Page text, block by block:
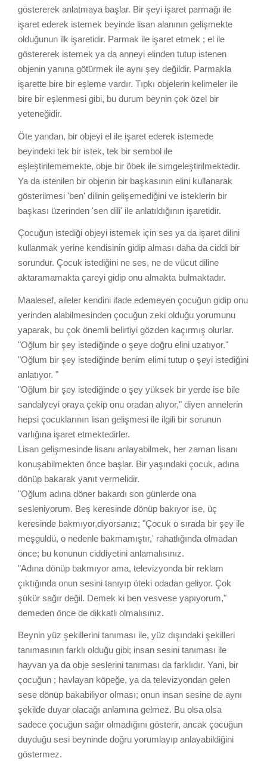
göstererek anlatmaya başlar. Bir şeyi işaret parmağı ile
işaret ederek istemek beyinde lisan alanının gelişmekte
olduğunun ilk işaretidir. Parmak ile işaret etmek ; el ile
göstererek istemek ya da anneyi elinden tutup istenen
objenin yanına götürmek ile aynı şey değildir. Parmakla
işarette bire bir eşleme vardır. Tıpkı objelerin kelimeler ile
bire bir eşlenmesi gibi, bu durum beynin çok özel bir
yeteneğidir.
Öte yandan, bir objeyi el ile işaret ederek istemede
beyindeki tek bir istek, tek bir sembol ile
eşleştirilememekte, obje bir öbek ile simgeleştirilmektedir.
Ya da istenilen bir objenin bir başkasının elini kullanarak
gösterilmesi 'ben' dilinin gelişemediğini ve isteklerin bir
başkası üzerinden 'sen dili' ile anlatıldığının işaretidir.
Çocuğun istediği objeyi istemek için ses ya da işaret dilini
kullanmak yerine kendisinin gidip alması daha da ciddi bir
sorundur. Çocuk istediğini ne ses, ne de vücut diline
aktaramamakta çareyi gidip onu almakta bulmaktadır.
Maalesef, aileler kendini ifade edemeyen çocuğun gidip onu
yerinden alabilmesinden çocuğun zeki olduğu yorumunu
yaparak, bu çok önemli belirtiyi gözden kaçırmış olurlar.
"Oğlum bir şey istediğinde o şeye doğru elini uzatıyor."
"Oğlum bir şey istediğinde benim elimi tutup o şeyi istediğini
anlatıyor. "
"Oğlum bir şey istediğinde o şey yüksek bir yerde ise bile
sandalyeyi oraya çekip onu oradan alıyor," diyen annelerin
hepsi çocuklarının lisan gelişmesi ile ilgili bir sorunun
varlığına işaret etmektedirler.
Lisan gelişmesinde lisanı anlayabilmek, her zaman lisanı
konuşabilmekten önce başlar. Bir yaşındaki çocuk, adına
dönüp bakarak yanıt vermelidir.
"Oğlum adına döner bakardı son günlerde ona
sesleniyorum. Beş keresinde dönüp bakıyor ise, üç
keresinde bakmıyor,diyorsanız; "Çocuk o sırada bir şey ile
meşguldü, o nedenle bakmamıştır,' rahatlığında olmadan
önce; bu konunun ciddiyetini anlamalısınız.
"Adına dönüp bakmıyor ama, televizyonda bir reklam
çıktığında onun sesini tanıyıp öteki odadan geliyor. Çok
şükür sağır değil. Demek ki ben vesvese yapıyorum,"
demeden önce de dikkatli olmalısınız.
Beynin yüz şekillerini tanıması ile, yüz dışındaki şekilleri
tanımasının farklı olduğu gibi; insan sesini tanıması ile
hayvan ya da obje seslerini tanıması da farklıdır. Yani, bir
çocuğun ; havlayan köpeğe, ya da televizyondan gelen
sese dönüp bakabiliyor olması; onun insan sesine de aynı
şekilde duyar olacağı anlamına gelmez. Bu olsa olsa
sadece çocuğun sağır olmadığını gösterir, ancak çocuğun
duyduğu sesi beyninde doğru yorumlayıp anlayabildiğini
göstermez.